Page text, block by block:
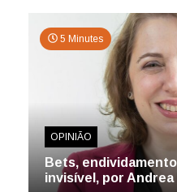
5 Minutes
OPINIÃO
Bets,
invisível, por